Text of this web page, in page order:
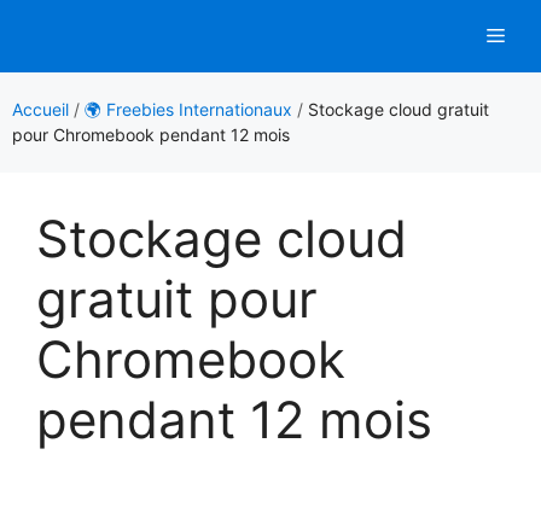
contenu
Accueil / 🌍 Freebies Internationaux / Stockage cloud gratuit
pour Chromebook pendant 12 mois
Stockage cloud
gratuit pour
Chromebook
pendant 12 mois